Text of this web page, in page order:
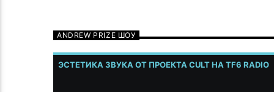
ANDREW PRIZE ШОУ
ЭСТЕТИКА ЗВУКА ОТ ПРОЕКТА CULT НА TF6 RADIO